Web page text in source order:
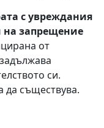
с увреждания
запрещение
от
си.
съществува.